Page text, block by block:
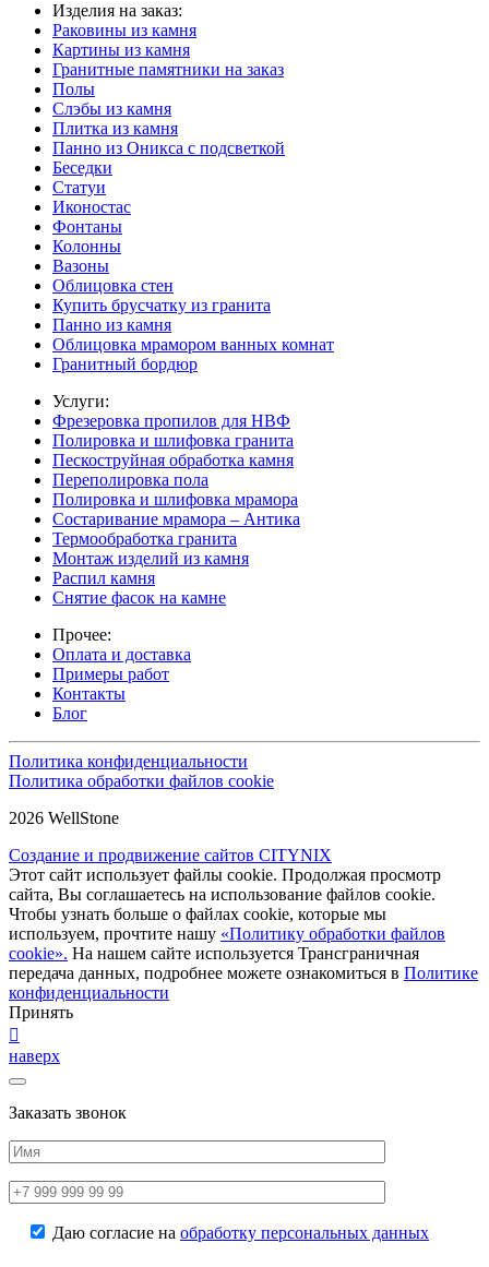
Изделия на заказ:
Раковины из камня
Картины из камня
Гранитные памятники на заказ
Полы
Слэбы из камня
Плитка из камня
Панно из Оникса с подсветкой
Беседки
Статуи
Иконостас
Фонтаны
Колонны
Вазоны
Облицовка стен
Купить брусчатку из гранита
Панно из камня
Облицовка мрамором ванных комнат
Гранитный бордюр
Услуги:
Фрезеровка пропилов для НВФ
Полировка и шлифовка гранита
Пескоструйная обработка камня
Переполировка пола
Полировка и шлифовка мрамора
Состаривание мрамора – Антика
Термообработка гранита
Монтаж изделий из камня
Распил камня
Снятие фасок на камне
Прочее:
Оплата и доставка
Примеры работ
Контакты
Блог
Политика конфиденциальности
Политика обработки файлов cookie
2026 WellStone
Создание и продвижение сайтов CITYNIX
Этот сайт использует файлы cookie. Продолжая просмотр
сайта, Вы соглашаетесь на использование файлов cookie.
Чтобы узнать больше о файлах cookie, которые мы
используем, прочтите нашу «Политику обработки файлов
cookie». На нашем сайте используется Трансграничная
передача данных, подробнее можете ознакомиться в Политике
конфиденциальности
Принять
наверх
Заказать звонок
Даю согласие на обработку персональных данных